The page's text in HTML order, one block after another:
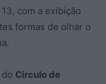
com a exibição
formas de olhar o
Círculo de